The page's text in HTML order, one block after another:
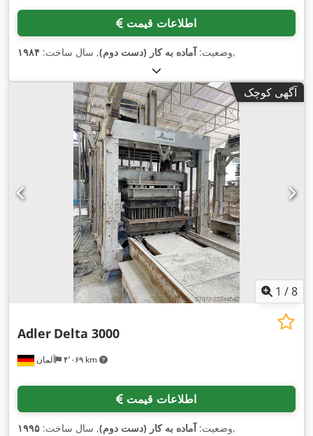
اطلاعات قیمت
وضعیت:آماده به کار (دست دوم), سال ساخت: ۱۹۸۴ ,
آگهی کوچک
1 /8
آلمان ۴٬۰۶۹ km
Adler Delta 3000
اطلاعات قیمت
وضعیت: آماده به کار (دست دوم), سال ساخت: ۱۹۹۵ ,